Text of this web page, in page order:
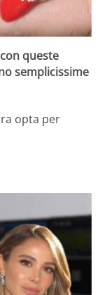
queste
semplicissime
opta per